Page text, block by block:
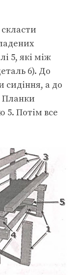
5, які між
6). До
сидіння, а до
Планки
5. Потім все